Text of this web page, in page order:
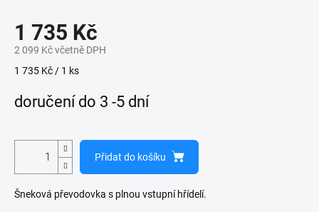
1 735 Kč
2 099 Kč včetně DPH
Měrná
1 735 Kč / 1 ks
doručení do 3 -5 dní
Přidat do košíku
Šneková převodovka s plnou vstupní hřídelí.